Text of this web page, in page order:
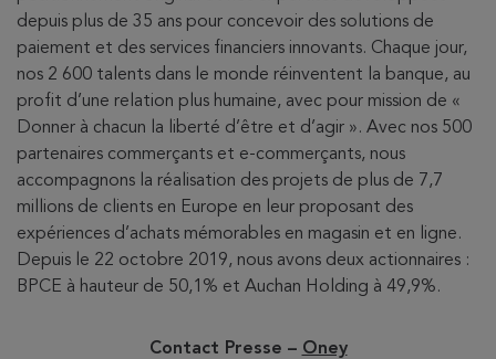
depuis plus de 35 ans pour concevoir des solutions de
paiement et des services financiers innovants. Chaque jour,
nos 2 600 talents dans le monde réinventent la banque, au
profit d’une relation plus humaine, avec pour mission de «
Donner à chacun la liberté d’être et d’agir ». Avec nos 500
partenaires commerçants et e-commerçants, nous
accompagnons la réalisation des projets de plus de 7,7
millions de clients en Europe en leur proposant des
expériences d’achats mémorables en magasin et en ligne.
Depuis le 22 octobre 2019, nous avons deux actionnaires :
BPCE à hauteur de 50,1% et Auchan Holding à 49,9%.
Contact Presse – Oney